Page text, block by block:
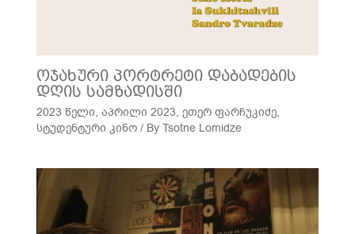
ოჯახური პორტრეტი დაბადების
დღის სამზადისში
2023 წელი, აპრილი 2023, ეთერ ფარჩუკიძე,
სტუდენტური კინო/ By Tsotne Lomidze